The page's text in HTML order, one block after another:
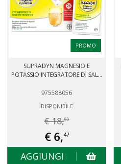
PROMO
SUPRADYN MAGNESIO E
POTASSIO INTEGRATORE DI SAL...
975588056
DISPONIBILE
€ 18,90
€ 6,47
AGGIUNGI